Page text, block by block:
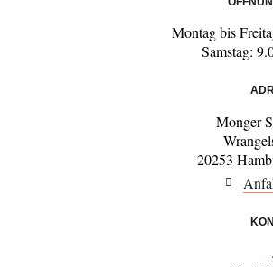
Montag bis
Samstag:
Monger
20253